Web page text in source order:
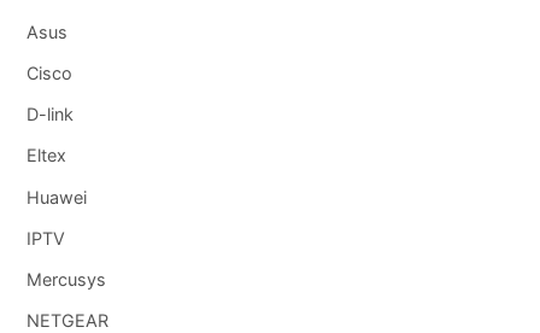
Asus
Cisco
D-link
Eltex
Huawei
IPTV
Mercusys
NETGEAR